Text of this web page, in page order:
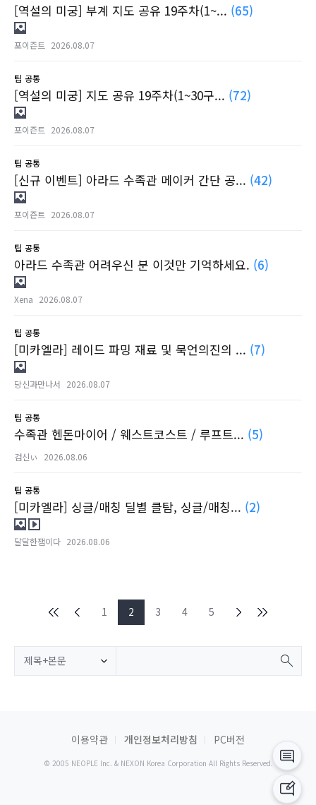
[역설의 미궁] 부계 지도 공유 19주차(1~... (65)
포이즌트 2026.08.07
팁 공통
[역설의 미궁] 지도 공유 19주차(1~30구... (72)
포이즌트 2026.08.07
팁 공통
[신규 이벤트] 아라드 수족관 메이커 간단 공... (42)
포이즌트 2026.08.07
팁 공통
아라드 수족관 어려우신 분 이것만 기억하세요. (6)
Xena 2026.08.07
팁 공통
[미카엘라] 레이드 파밍 재료 및 묵언의진의 ... (7)
당신과만나서 2026.08.07
팁 공통
수족관 헨돈마이어 / 웨스트코스트 / 루프트... (5)
검신ぃ 2026.08.06
팁 공통
[미카엘라] 싱글/매칭 딜별 클탐, 싱글/매칭... (2)
달달한잼이다 2026.08.06
1 2 3 4 5
제목+본문
이용약관 개인정보처리방침 PC버전
© 2005 NEOPLE Inc. & NEXON Korea Corporation All Rights Reserved.